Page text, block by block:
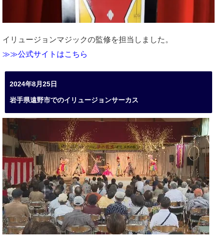
イリュージョンマジックの監修を担当しました。
≫≫公式サイトはこちら
2024年8月25日
岩手県遠野市でのイリュージョンサーカス